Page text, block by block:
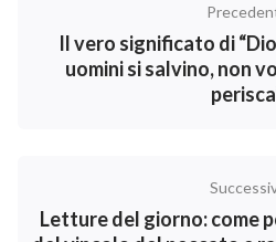
Molti cristiani sono caduti in
leggono la Bibbia, affrontano
sequenza o la sfogliano
come un paziente, che ha
dovrebbe prendere il tipo di
Il vero significato di
uomini si salvino, non
Letture del giorno: come